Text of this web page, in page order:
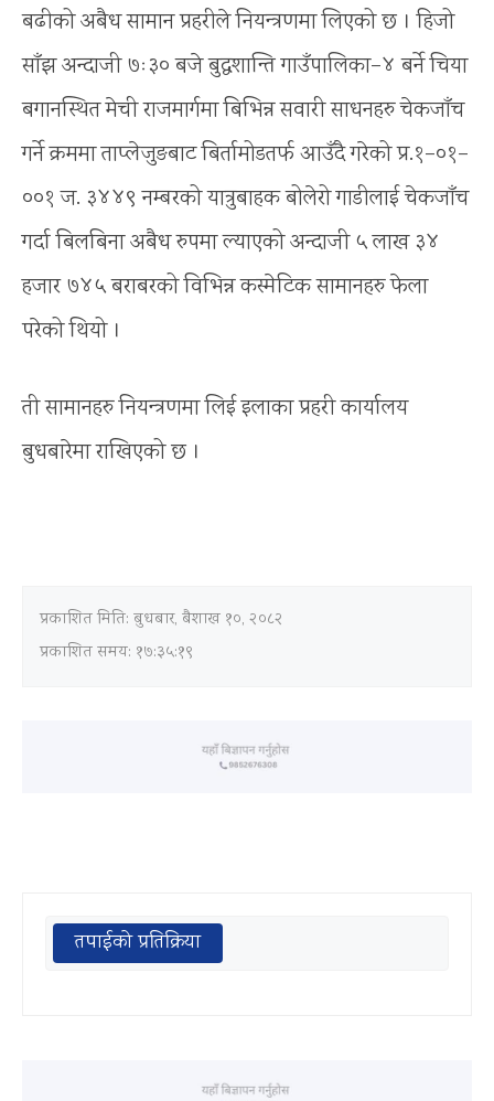
बढीको अबैध सामान प्रहरीले नियन्त्रणमा लिएको छ । हिजो
साँझ अन्दाजी ७ः३० बजे बुद्धशान्ति गाउँपालिका–४ बर्ने चिया
बगानस्थित मेची राजमार्गमा बिभिन्न सवारी साधनहरु चेकजाँच
गर्ने क्रममा ताप्लेजुङबाट बिर्तामोडतर्फ आउँदै गरेको प्र.१–०१–
००१ ज. ३४४९ नम्बरको यात्रुबाहक बोलेरो गाडीलाई चेकजाँच
गर्दा बिलबिना अबैध रुपमा ल्याएको अन्दाजी ५ लाख ३४
हजार ७४५ बराबरको विभिन्न कस्मेटिक सामानहरु फेला
परेको थियो ।
ती सामानहरु नियन्त्रणमा लिई इलाका प्रहरी कार्यालय
बुधबारेमा राखिएको छ ।
प्रकाशित मिति: बुधबार, बैशाख १०, २०८२
प्रकाशित समय: १७:३५:१९
तपाईको प्रतिक्रिया